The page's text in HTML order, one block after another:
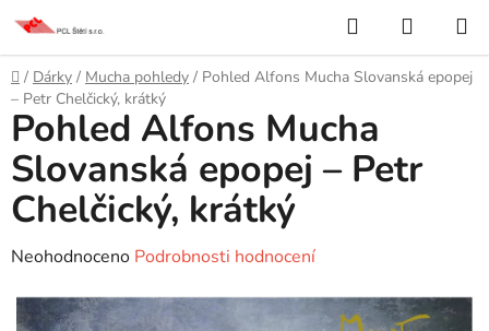
Přejít
obsah
Hledat
KOŠÍK
Domů
/ Dárky / Mucha pohledy / Pohled Alfons Mucha Slovanská epopej
– Petr Chelčický, krátký
Pohled Alfons Mucha
Slovanská epopej – Petr
Chelčický, krátký
Průměrné
produktu
Neohodnoceno Podrobnosti hodnocení